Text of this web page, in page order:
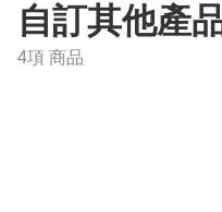
自訂其他產
4項 商品